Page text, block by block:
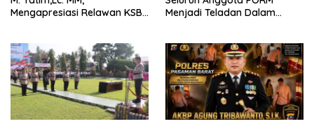
Mengapresiasi Relawan KSB
Bencana
Menjadi Teladan Dalam
Perlengkapan Keselamatan
Berkendara